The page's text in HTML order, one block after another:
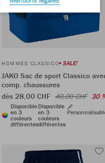
HOMMES CLASSICO SALE!
JAKO Sac de sport Classico
comp. chaussures
dès 28,00 CHF 40,00 CHF 30
Disponible
en 3
couleurs
différentes
Disponible
en 3
couleurs
différentes